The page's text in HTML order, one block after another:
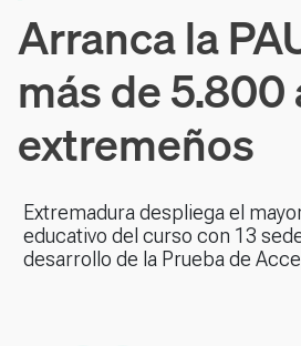
Arranca la
más de
extremeños
Extremadura despliega el
educativo del curso con 13
desarrollo de la Prueba de